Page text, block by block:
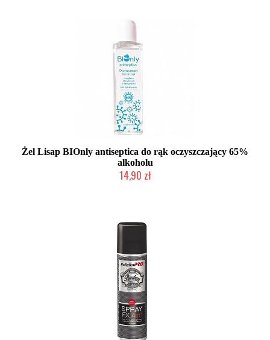
Żel Lisap BIOnly antiseptica do rąk oczyszczający 65%
alkoholu
14,90 zł